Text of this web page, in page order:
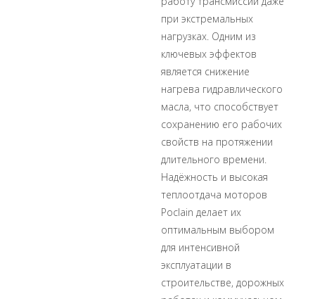
при экстремальных
нагрузках. Одним из
ключевых эффектов
является снижение
нагрева гидравлического
масла, что способствует
сохранению его рабочих
свойств на протяжении
длительного времени.
Надёжность и высокая
теплоотдача моторов
Poclain делает их
оптимальным выбором
для интенсивной
эксплуатации в
строительстве, дорожных